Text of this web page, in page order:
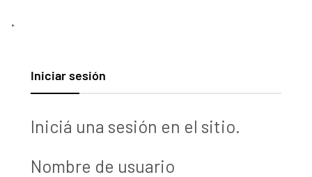
.
Iniciar sesión
Iniciá una sesión en el sitio.
Nombre de usuario